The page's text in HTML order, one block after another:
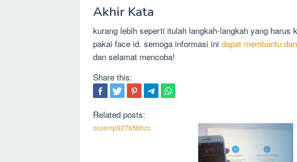
Akhir Kata
kurang lebih seperti itulah langkah-langkah yang harus
pakai face id. semoga informasi ini dapat membantu
dan selamat mencoba!
Share this:
Related posts:
oruemp92765bhzc